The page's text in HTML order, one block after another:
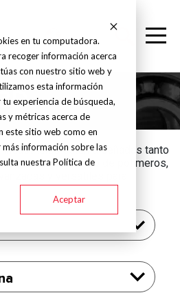
en tu computadora.
recoger información acerca
con nuestro sitio web y
esta información
experiencia de búsqueda,
y métricas acerca de
este sitio web como en
información sobre las
nuestra Política de
Aceptar
industriales están diseñadas tanto
metálicas como de polímeros,
y versátiles para